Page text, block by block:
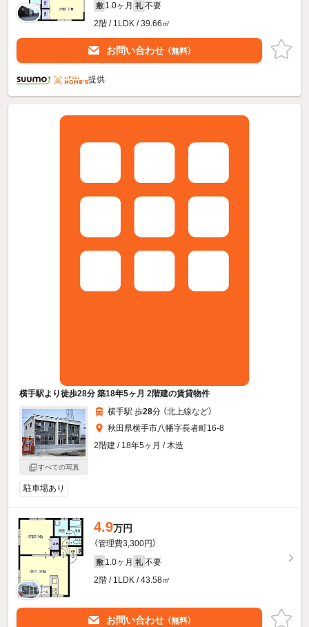
敷 1.0ヶ月 礼 不要
2階 / 1LDK / 39.66㎡
お問い合わせ （無料）
提供
横手駅より徒歩28分 築18年5ヶ月 2階建の賃貸物件
すべての写真
横手駅 歩28分 （北上線など）
秋田県横手市八幡字長者町16-8
2階建 / 18年5ヶ月 / 木造
駐車場あり
4.9万円
（管理費3,300円）
敷 1.0ヶ月 礼 不要
2階 / 1LDK / 43.58㎡
お問い合わせ （無料）